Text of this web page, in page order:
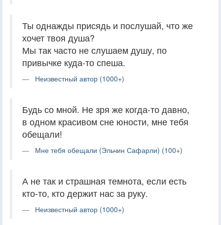
Ты однажды присядь и послушай, что же
хочет твоя душа?
Мы так часто не слушаем душу, по
привычке куда-то спеша.
Неизвестный автор (1000+)
Будь со мной. Не зря же когда-то давно,
в одном красивом сне юности, мне тебя
обещали!
Мне тебя обещали (Эльчин Сафарли) (100+)
А не так и страшная темнота, если есть
кто-то, кто держит нас за руку.
Неизвестный автор (1000+)